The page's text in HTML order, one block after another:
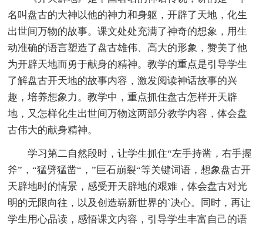
名叫盘古的大神以他的神力和身躯，开辟了天地，化生
出世间万物的故事。课文处处充满了神奇的想象，用生
动准确的语言塑造了盘古雄伟、高大的形象，赞美了他
为开辟天地而勇于献身的精神。教学的重点是引导学生
了解盘古开天地的故事内容，激发阅读神话故事的兴
趣，培养想象力。教学中，重点抓住盘古怎样开天辟
地，又怎样化生出世间万物这两部分教学内容，体会盘
古伟大的献身精神。
学习第二自然段时，让学生抓住“左手持凿，右手握
斧”，“猛劈猛凿“，”巨石崩裂“等关键词语，想象盘古开
天辟地时的情景，感受开天辟地的艰难，体会盘古对光
明的无限向往，以及创造崭新世界的`决心。同时，再让
学生用心品读，感悟课文内容，引导学生丰富自己的语